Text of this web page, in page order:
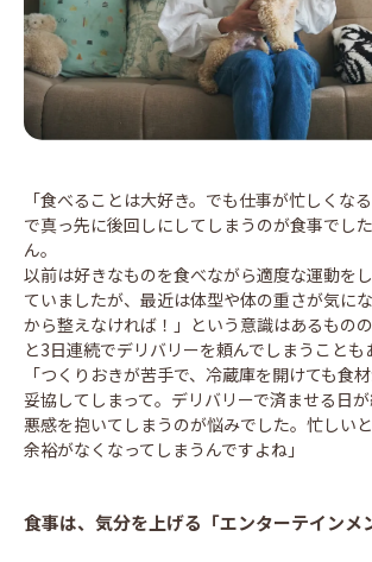
「食べることは大好き。でも仕事が忙しくな
で真っ先に後回しにしてしまうのが食事でし
ん。
以前は好きなものを食べながら適度な運動を
ていましたが、最近は体型や体の重さが気に
から整えなければ！」という意識はあるもの
と3日連続でデリバリーを頼んでしまうことも
「つくりおきが苦手で、冷蔵庫を開けても食
妥協してしまって。デリバリーで済ませる日
悪感を抱いてしまうのが悩みでした。忙しい
余裕がなくなってしまうんですよね」
食事は、気分を上げる「エンターテインメ